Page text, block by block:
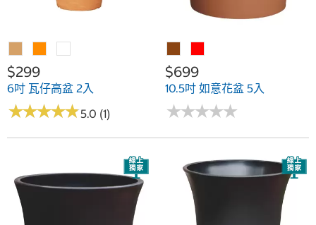
$299
6吋 瓦仔高盆 2入
★★★★★
★★★★★5.0 (1)
$699
10.5吋 如意花盆 5入
★★★★★
★★★★★